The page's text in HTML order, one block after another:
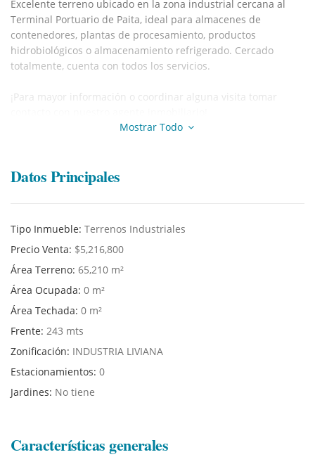
Excelente terreno ubicado en la zona industrial cercana al
Terminal Portuario de Paita, ideal para almacenes de
contenedores, plantas de procesamiento, productos
hidrobiológicos o almacenamiento refrigerado. Cercado
totalmente, cuenta con todos los servicios.
¡Para mayor información o coordinar alguna visita tomar
Mostrar Todo
Datos Principales
Tipo Inmueble: Terrenos Industriales
Precio Venta: $5,216,800
Área Terreno: 65,210 m²
Área Ocupada: 0 m²
Área Techada: 0 m²
Frente: 243 mts
Zonificación: INDUSTRIA LIVIANA
Estacionamientos: 0
Jardines: No tiene
Características generales